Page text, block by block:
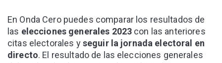
En Onda Cero puedes comparar los resultados de
las elecciones generales 2023 con las anteriores
citas electorales yseguir la jornada electoral en
directo. El resultado de las elecciones generales